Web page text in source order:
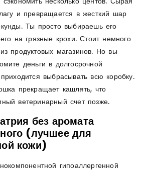
и превращается в жесткий шар
Ты просто выбираешь его
на грязные крохи. Стоит немного
продуктовых магазинов. Но вы
деньги в долгосрочной
выбрасывать всю коробку.
прекращает кашлять, что
ветеринарный счет позже.
без аромата
(лучшее для
кожи)
гипоаллергенной